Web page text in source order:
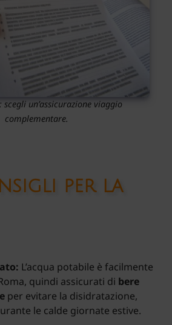
scegli un’assicurazione viaggio
complementare.
per la
L’acqua potabile è facilmente
quindi assicurati di bere
per evitare la disidratazione,
le calde giornate estive.